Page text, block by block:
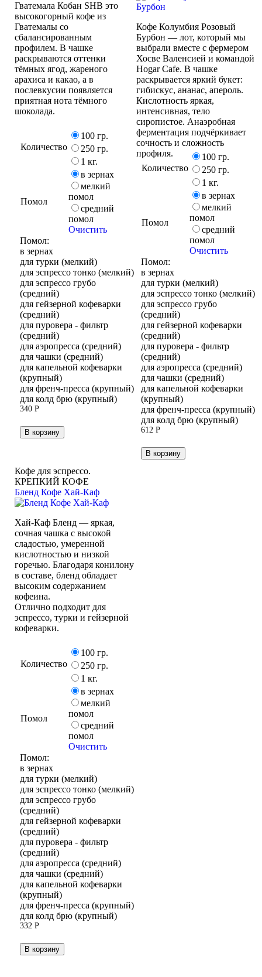
Кофе Колумбия Розовый
Бурбон — лот, который мы
выбрали вместе с фермером
Хосве Валенсией и командой
Hogar Cafe. В чашке
раскрывается яркий букет:
гибискус, ананас, апероль.
Кислотность яркая,
интенсивная, тело
сиропистое. Анаэробная
ферментация подчёркивает
сочность и сложность
профиля.
Количество
100 гр.
250 гр.
1 кг.
Помол
в зернах
мелкий
помол
средний
помол
Очистить
Помол:
в зернах
для турки (мелкий)
для эспрессо тонко (мелкий)
для эспрессо грубо
(средний)
для гейзерной кофеварки
(средний)
для пуровера - фильтр
(средний)
для аэропресса (средний)
для чашки (средний)
для капельной кофеварки
(крупный)
для френч-пресса (крупный)
для колд брю (крупный)
612 Р
В корзину
Гватемала Кобан SHB это
высокогорный кофе из
Гватемалы со
сбалансированным
профилем. В чашке
раскрываются оттенки
тёмных ягод, жареного
арахиса и какао, а в
послевкусии появляется
приятная нота тёмного
шоколада.
Количество
100 гр.
250 гр.
1 кг.
Помол
в зернах
мелкий
помол
средний
помол
Очистить
Помол:
в зернах
для турки (мелкий)
для эспрессо тонко (мелкий)
для эспрессо грубо
(средний)
для гейзерной кофеварки
(средний)
для пуровера - фильтр
(средний)
для аэропресса (средний)
для чашки (средний)
для капельной кофеварки
(крупный)
для френч-пресса (крупный)
для колд брю (крупный)
340 Р
В корзину
Кофе для эспрессо.
КРЕПКИЙ КОФЕ
Бленд Кофе Хай-Каф
Хай-Каф Бленд — яркая,
сочная чашка с высокой
сладостью, умеренной
кислотностью и низкой
горечью. Благодаря конилону
в составе, бленд обладает
высоким содержанием
кофеина.
Отлично подходит для
эспрессо, турки и гейзерной
кофеварки.
Количество
100 гр.
250 гр.
1 кг.
Помол
в зернах
мелкий
помол
средний
помол
Очистить
Помол:
в зернах
для турки (мелкий)
для эспрессо тонко (мелкий)
для эспрессо грубо
(средний)
для гейзерной кофеварки
(средний)
для пуровера - фильтр
(средний)
для аэропресса (средний)
для чашки (средний)
для капельной кофеварки
(крупный)
для френч-пресса (крупный)
для колд брю (крупный)
332 Р
В корзину